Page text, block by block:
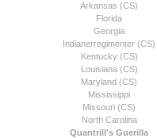
Arkansas (CS)
Florida
Georgia
Indianerregimenter (CS)
Kentucky (CS)
Louisiana (CS)
Maryland (CS)
Mississippi
Missouri (CS)
North Carolina
Quantrill's Guerilla